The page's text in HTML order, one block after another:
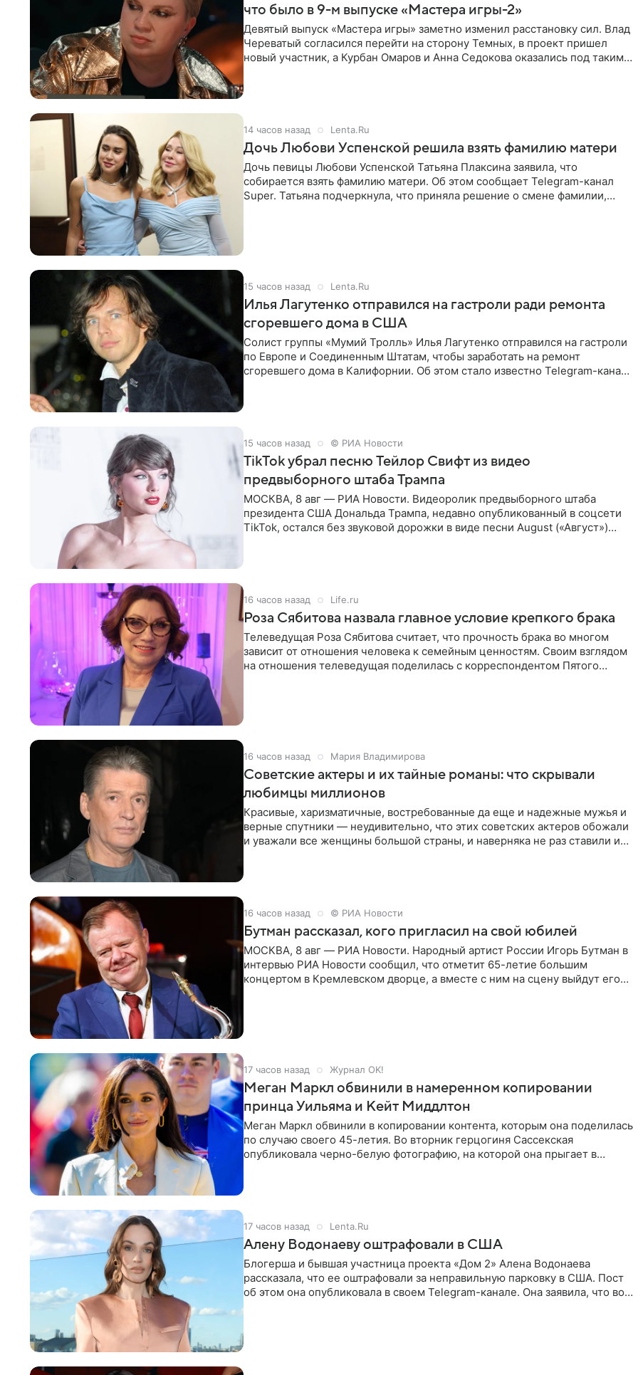
что было в 9-м выпуске «Мастера игры-2»
Девятый выпуск «Мастера игры» заметно изменил расстановку сил. Влад
Череватый согласился перейти на сторону Темных, в проект пришел
новый участник, а Курбан Омаров и Анна Седокова оказались под таким
14 часов назад Lenta.Ru
Дочь Любови Успенской решила взять фамилию матери
Дочь певицы Любови Успенской Татьяна Плаксина заявила, что
собирается взять фамилию матери. Об этом сообщает Telegram-канал
Super. Татьяна подчеркнула, что приняла решение о смене фамилии,
15 часов назад Lenta.Ru
Илья Лагутенко отправился на гастроли ради ремонта
сгоревшего дома в США
Солист группы «Мумий Тролль» Илья Лагутенко отправился на гастроли
по Европе и Соединенным Штатам, чтобы заработать на ремонт
сгоревшего дома в Калифорнии. Об этом стало известно Telegram-каналу
15 часов назад © РИА Новости
TikTok убрал песню Тейлор Свифт из видео
предвыборного штаба Трампа
МОСКВА, 8 авг — РИА Новости. Видеоролик предвыборного штаба
президента США Дональда Трампа, недавно опубликованный в соцсети
TikTok, остался без звуковой дорожки в виде песни August («Август»)
16 часов назад Life.ru
Роза Сябитова назвала главное условие крепкого брака
Телеведущая Роза Сябитова считает, что прочность брака во многом
зависит от отношения человека к семейным ценностям. Своим взглядом
на отношения телеведущая поделилась с корреспондентом Пятого
16 часов назад Мария Владимирова
Советские актеры и их тайные романы: что скрывали
любимцы миллионов
Красивые, харизматичные, востребованные да еще и надежные мужья и
верные спутники — неудивительно, что этих советских актеров обожали
и уважали все женщины большой страны, и наверняка не раз ставили их
16 часов назад © РИА Новости
Бутман рассказал, кого пригласил на свой юбилей
МОСКВА, 8 авг — РИА Новости. Народный артист России Игорь Бутман в
интервью РИА Новости сообщил, что отметит 65-летие большим
концертом в Кремлевском дворце, а вместе с ним на сцену выйдут его
17 часов назад Журнал OK!
Меган Маркл обвинили в намеренном копировании
принца Уильяма и Кейт Миддлтон
Меган Маркл обвинили в копировании контента, которым она поделилась
по случаю своего 45-летия. Во вторник герцогиня Сассекская
опубликовала черно-белую фотографию, на которой она прыгает в
17 часов назад Lenta.Ru
Алену Водонаеву оштрафовали в США
Блогерша и бывшая участница проекта «Дом 2» Алена Водонаева
рассказала, что ее оштрафовали за неправильную парковку в США. Пост
об этом она опубликовала в своем Telegram-канале. Она заявила, что во